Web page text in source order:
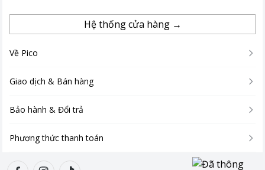
Hệ thống cửa hàng →
Về Pico
Giao dịch & Bán hàng
Bảo hành & Đổi trả
Phương thức thanh toán